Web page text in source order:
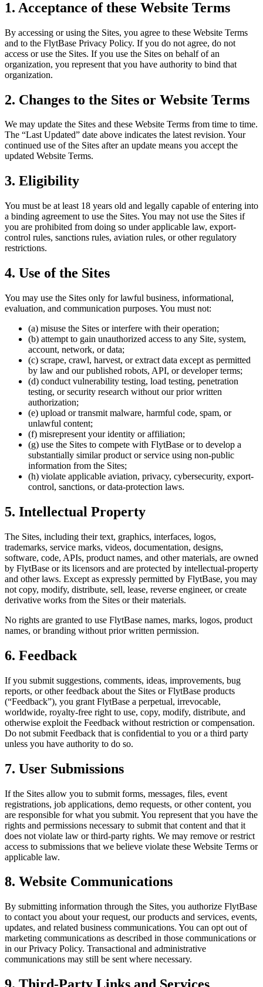
1. Acceptance of these Website Terms
By accessing or using the Sites, you agree to these Website Terms
and to the FlytBase Privacy Policy. If you do not agree, do not
access or use the Sites. If you use the Sites on behalf of an
organization, you represent that you have authority to bind that
organization.
2. Changes to the Sites or Website Terms
We may update the Sites and these Website Terms from time to time.
The “Last Updated” date above indicates the latest revision. Your
continued use of the Sites after an update means you accept the
updated Website Terms.
3. Eligibility
You must be at least 18 years old and legally capable of entering into
a binding agreement to use the Sites. You may not use the Sites if
you are prohibited from doing so under applicable law, export-
control rules, sanctions rules, aviation rules, or other regulatory
restrictions.
4. Use of the Sites
You may use the Sites only for lawful business, informational,
evaluation, and communication purposes. You must not:
(a) misuse the Sites or interfere with their operation;
(b) attempt to gain unauthorized access to any Site, system,
account, network, or data;
(c) scrape, crawl, harvest, or extract data except as permitted
by law and our published robots, API, or developer terms;
(d) conduct vulnerability testing, load testing, penetration
testing, or security research without our prior written
authorization;
(e) upload or transmit malware, harmful code, spam, or
unlawful content;
(f) misrepresent your identity or affiliation;
(g) use the Sites to compete with FlytBase or to develop a
substantially similar product or service using non-public
information from the Sites;
(h) violate applicable aviation, privacy, cybersecurity, export-
control, sanctions, or data-protection laws.
5. Intellectual Property
The Sites, including their text, graphics, interfaces, logos,
trademarks, service marks, videos, documentation, designs,
software, code, APIs, product names, and other materials, are owned
by FlytBase or its licensors and are protected by intellectual-property
and other laws. Except as expressly permitted by FlytBase, you may
not copy, modify, distribute, sell, lease, reverse engineer, or create
derivative works from the Sites or their materials.
No rights are granted to use FlytBase names, marks, logos, product
names, or branding without prior written permission.
6. Feedback
If you submit suggestions, comments, ideas, improvements, bug
reports, or other feedback about the Sites or FlytBase products
(“Feedback”), you grant FlytBase a perpetual, irrevocable,
worldwide, royalty-free right to use, copy, modify, distribute, and
otherwise exploit the Feedback without restriction or compensation.
Do not submit Feedback that is confidential to you or a third party
unless you have authority to do so.
7. User Submissions
If the Sites allow you to submit forms, messages, files, event
registrations, job applications, demo requests, or other content, you
are responsible for what you submit. You represent that you have the
rights and permissions necessary to submit that content and that it
does not violate law or third-party rights. We may remove or restrict
access to submissions that we believe violate these Website Terms or
applicable law.
8. Website Communications
By submitting information through the Sites, you authorize FlytBase
to contact you about your request, our products and services, events,
updates, and related business communications. You can opt out of
marketing communications as described in those communications or
in our Privacy Policy. Transactional and administrative
communications may still be sent where necessary.